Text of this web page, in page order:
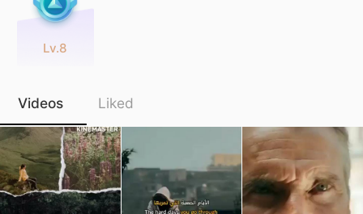
Lv.8
Videos Liked